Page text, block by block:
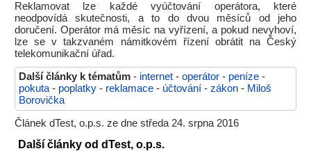
Reklamovat lze každé vyúčtování operátora, které
neodpovídá skutečnosti, a to do dvou měsíců od jeho
doručení. Operátor má měsíc na vyřízení, a pokud nevyhoví,
lze se v takzvaném námitkovém řízení obrátit na Český
telekomunikační úřad.
Další články k tématům - internet - operátor - peníze -
pokuta - poplatky - reklamace - účtování - zákon - Miloš
Borovička
Článek dTest, o.p.s. ze dne středa 24. srpna 2016
Další články od dTest, o.p.s.